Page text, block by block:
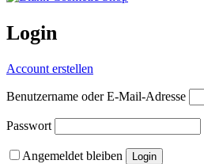
Login
Account erstellen
Benutzername oder E-Mail-Adresse
Passwort
Angemeldet bleiben